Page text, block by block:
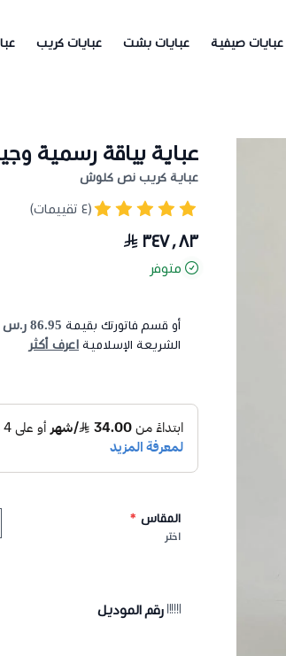
عبايات صيفية عبايات بشت عبايات كريب
عباية بياقة رسمية
عباية كريب نص كلوش
(٤ تقييمات)
٣٤٧٫٨٣
متوفر
أو قسم فاتورتك بقيمة 86.95 ر.س
الشريعة الإسلامية اعرف أكثر
المقاس *
اختر
رقم الموديل